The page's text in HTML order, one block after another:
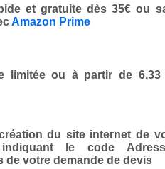
et gratuite dès 35€ ou
Amazon Prime
limitée ou à partir de
du site internet de
le code
de votre demande de devis